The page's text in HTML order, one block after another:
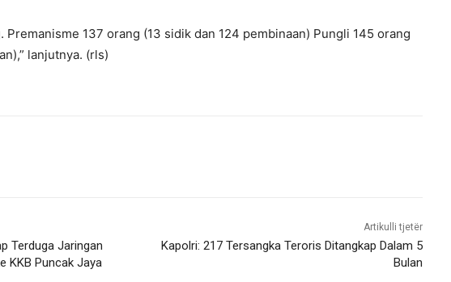
Premanisme 137 orang (13 sidik dan 124 pembinaan) Pungli 145 orang
lanjutnya. (rls)
Terduga Jaringan
KKB Puncak Jaya
Artikulli tjetër
Kapolri: 217 Tersangka Teroris Ditangkap Dalam 5
Bulan